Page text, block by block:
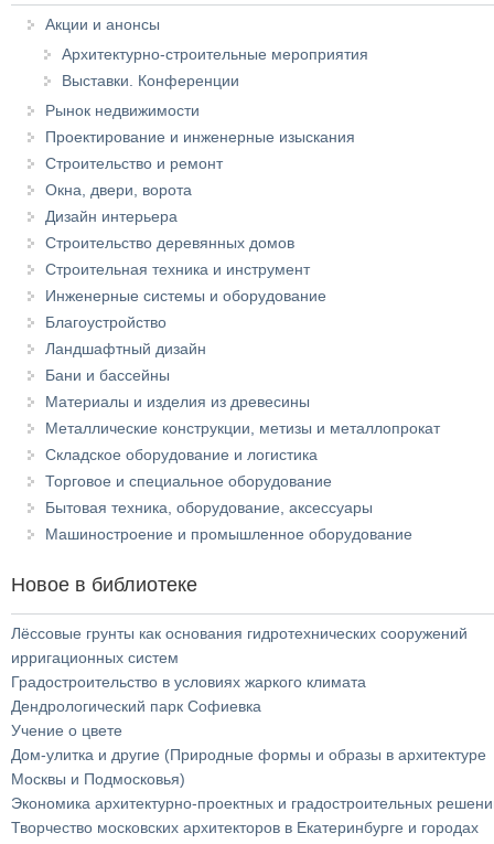
Акции и анонсы
Архитектурно-строительные мероприятия
Выставки. Конференции
Рынок недвижимости
Проектирование и инженерные изыскания
Строительство и ремонт
Окна, двери, ворота
Дизайн интерьера
Строительство деревянных домов
Строительная техника и инструмент
Инженерные системы и оборудование
Благоустройство
Ландшафтный дизайн
Бани и бассейны
Материалы и изделия из древесины
Металлические конструкции, метизы и металлопрокат
Складское оборудование и логистика
Торговое и специальное оборудование
Бытовая техника, оборудование, аксессуары
Машиностроение и промышленное оборудование
Новое в библиотеке
Лёссовые грунты как основания гидротехнических сооружений
ирригационных систем
Градостроительство в условиях жаркого климата
Дендрологический парк Софиевка
Учение о цвете
Дом-улитка и другие (Природные формы и образы в архитектуре
Москвы и Подмосковья)
Экономика архитектурно-проектных и градостроительных
Творчество московских архитекторов в Екатеринбурге и городах